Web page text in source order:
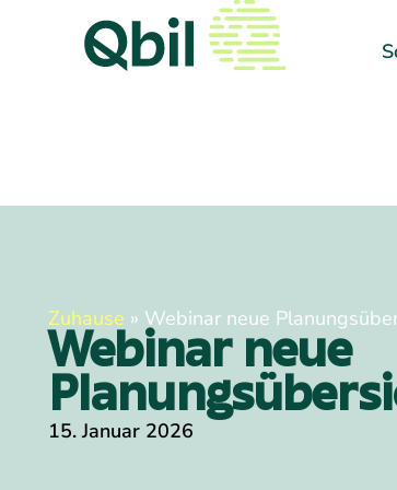
Zuhause » Webinar neue
Webinar neue
15. Januar 2026